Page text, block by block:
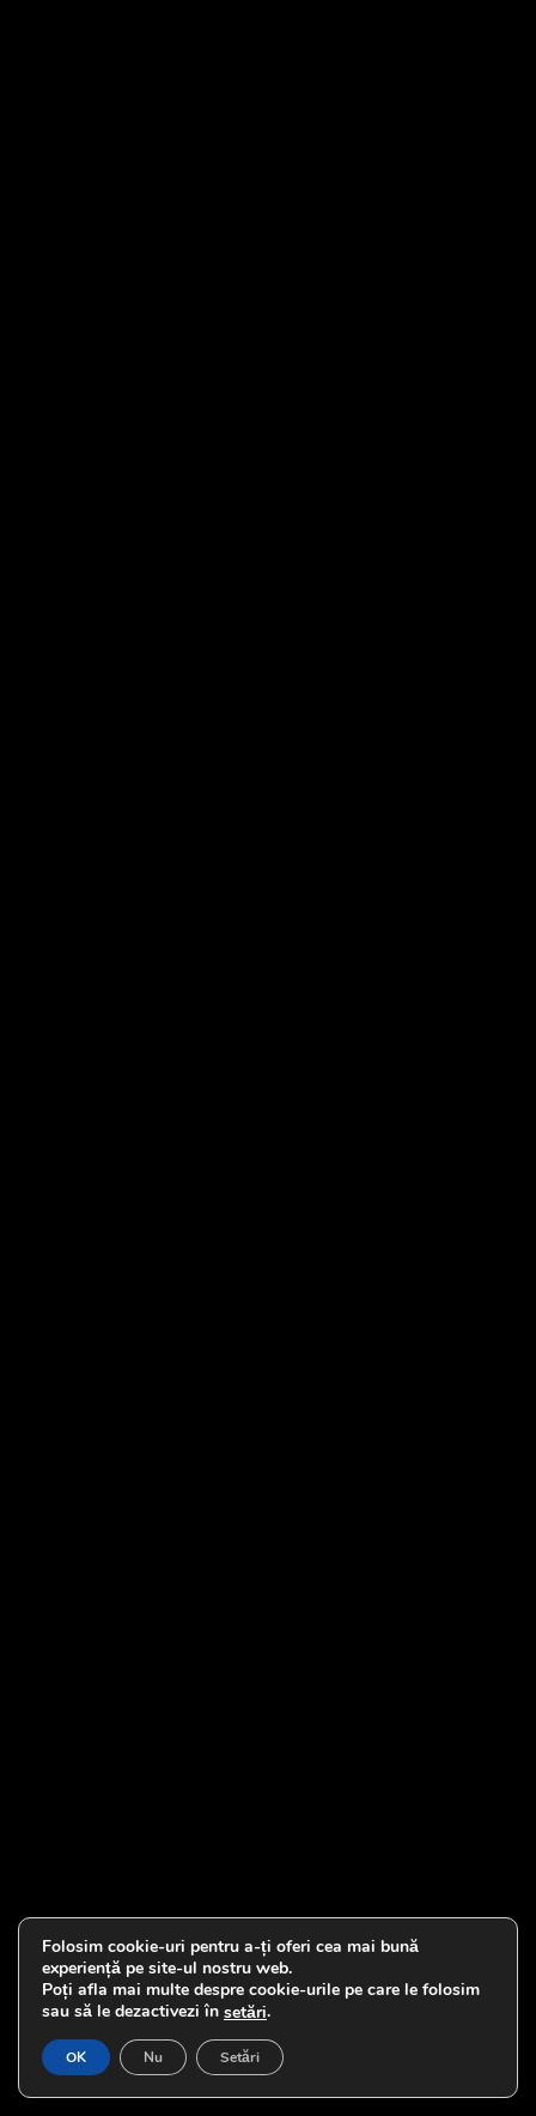
Folosim cookie-uri pentru a-ți oferi cea mai bună
experiență pe site-ul nostru web.
Poți afla mai multe despre cookie-urile pe care le folosim
sau să le dezactivezi în setări.
OK Nu Setări